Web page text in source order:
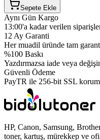
Sepete Ekle
Aynı Gün Kargo
13:00'a kadar verilen
12 Ay Garanti
Her muadil üründe tam
%100 Baskı
Yazdırmazsa iade veya
Güvenli Ödeme
PayTR ile 256-bit SSL
HP, Canon, Samsung,
toner, kartuş, mürekkep ve